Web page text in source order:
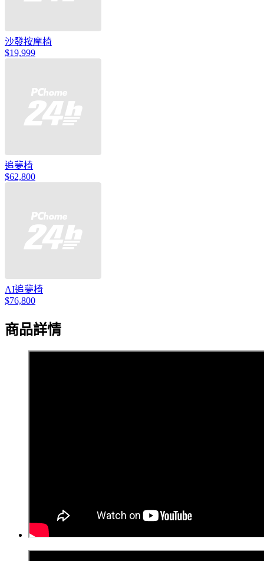
沙發按摩椅
$19,999
追夢椅
$62,800
AI追夢椅
$76,800
商品詳情